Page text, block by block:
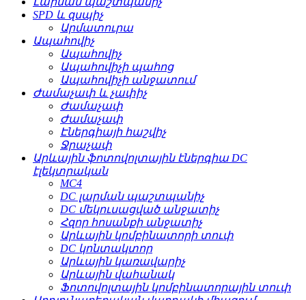
SPD և զսպիչ
Արմատուրա
Ապահովիչ
Ապահովիչ
Ապահովիչի պահոց
Ապահովիչի անջատում
Ժամաչափ և չափիչ
Ժամաչափ
Ժամաչափ
Էներգիայի հաշվիչ
Ջրաչափ
Արևային ֆոտովոլտային էներգիա DC
էլեկտրական
MC4
DC լարման պաշտպանիչ
DC մեկուսացված անջատիչ
Հզոր հոսանքի անջատիչ
Արևային կոմբինատորի տուփ
DC կոնտակտոր
Արևային կառավարիչ
Արևային վահանակ
Ֆոտովոլտային կոմբինատորային տուփ